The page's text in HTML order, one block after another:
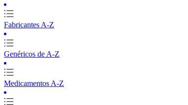
Fabricantes A-Z
Genéricos de A-Z
Medicamentos A-Z